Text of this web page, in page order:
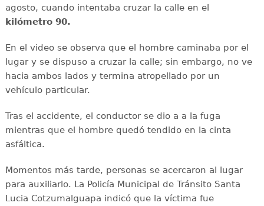
agosto, cuando intentaba cruzar la calle en el
kilómetro 90.
En el video se observa que el hombre caminaba por el
lugar y se dispuso a cruzar la calle; sin embargo, no ve
hacia ambos lados y termina atropellado por un
vehículo particular.
Tras el accidente, el conductor se dio a a la fuga
mientras que el hombre quedó tendido en la cinta
asfáltica.
Momentos más tarde, personas se acercaron al lugar
para auxiliarlo. La Policía Municipal de Tránsito Santa
Lucia Cotzumalguapa indicó que la víctima fue